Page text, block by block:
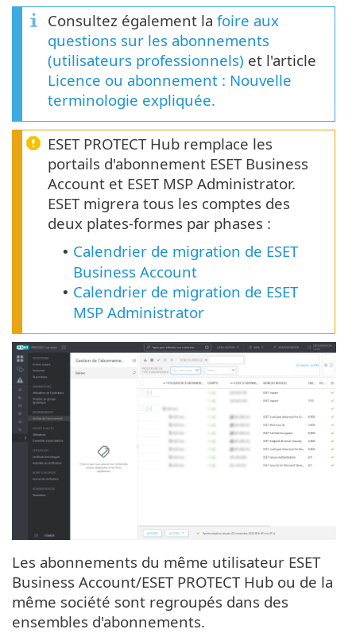
Consultez également la foire aux
questions sur les abonnements
(utilisateurs professionnels) et l'article
Licence ou abonnement : Nouvelle
terminologie expliquée.
ESET PROTECT Hub remplace les
portails d'abonnement ESET Business
Account et ESET MSP Administrator.
ESET migrera tous les comptes des
deux plates-formes par phases :
• Calendrier de migration de ESET
Business Account
• Calendrier de migration de ESET
MSP Administrator
Les abonnements du même utilisateur ESET
Business Account/ESET PROTECT Hub ou de la
même société sont regroupés dans des
ensembles d'abonnements.